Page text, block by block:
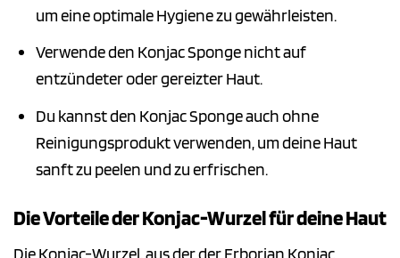
um eine optimale Hygiene zu gewährleisten.
Verwende den Konjac Sponge nicht auf
entzündeter oder gereizter Haut.
Du kannst den Konjac Sponge auch ohne
Reinigungsprodukt verwenden, um deine Haut
sanft zu peelen und zu erfrischen.
Die Vorteile der Konjac-Wurzel für deine Haut